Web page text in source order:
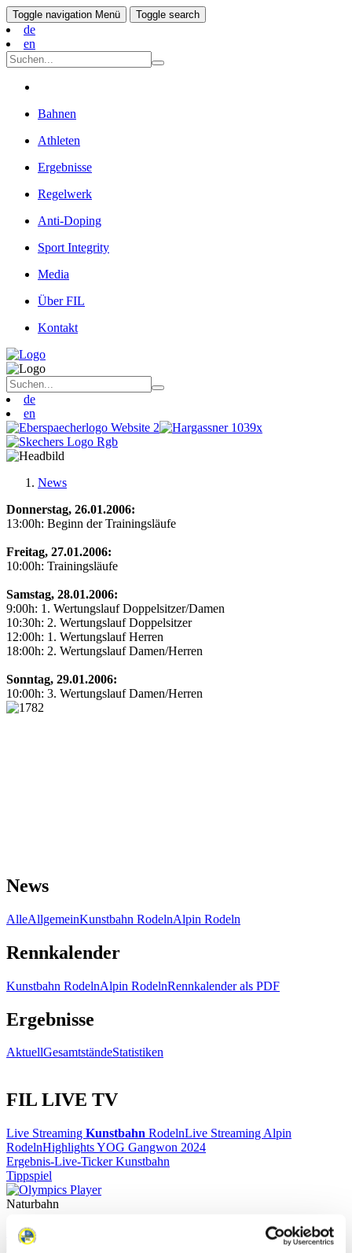
Toggle navigation Menü Toggle search
de
en
Bahnen
Athleten
Ergebnisse
Regelwerk
Anti-Doping
Sport Integrity
Media
Über FIL
Kontakt
de
en
News
Donnerstag, 26.01.2006:
13:00h: Beginn der Trainingsläufe
Freitag, 27.01.2006:
10:00h: Trainingsläufe
Samstag, 28.01.2006:
9:00h: 1. Wertungslauf Doppelsitzer/Damen
10:30h: 2. Wertungslauf Doppelsitzer
12:00h: 1. Wertungslauf Herren
18:00h: 2. Wertungslauf Damen/Herren
Sonntag, 29.01.2006:
10:00h: 3. Wertungslauf Damen/Herren
News
AlleAllgemeinKunstbahn RodelnAlpin Rodeln
Rennkalender
Kunstbahn RodelnAlpin RodelnRennkalender als PDF
Ergebnisse
AktuellGesamtständeStatistiken
FIL LIVE TV
Live Streaming Kunstbahn RodelnLive Streaming Alpin
RodelnHighlights YOG Gangwon 2024
Ergebnis-Live-Ticker Kunstbahn
Tippspiel
Naturbahn
Zielgruppen Anzeigen